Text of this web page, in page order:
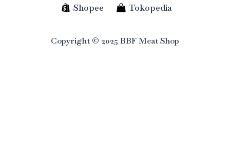
Shopee
Tokopedia
Copyright © 2025 BBF Meat Shop